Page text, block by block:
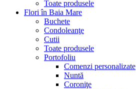
Toate produsele
Flori în Baia Mare
Buchete
Condoleanţe
Cutii
Toate produsele
Portofoliu
Comenzi personalizate
Nuntă
Coroniţe